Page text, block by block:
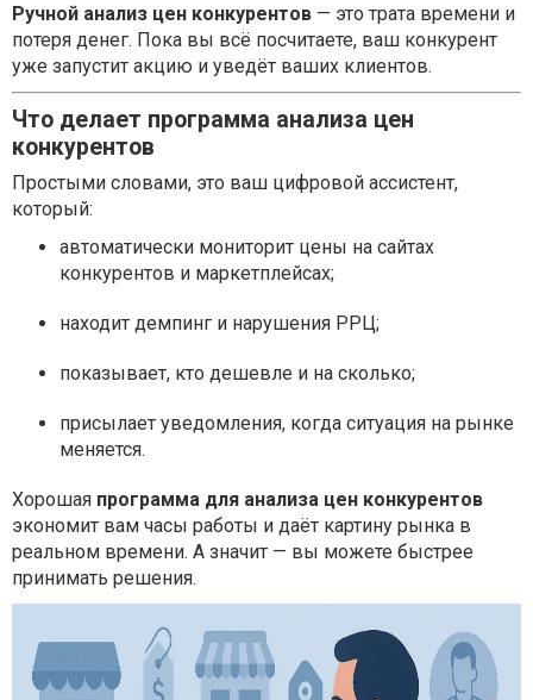
Ручной анализ цен конкурентов — это трата времени и
потеря денег. Пока вы всё посчитаете, ваш конкурент
уже запустит акцию и уведёт ваших клиентов.
Что делает программа анализа цен
конкурентов
Простыми словами, это ваш цифровой ассистент,
который:
автоматически мониторит цены на сайтах
конкурентов и маркетплейсах;
находит демпинг и нарушения РРЦ;
показывает, кто дешевле и на сколько;
присылает уведомления, когда ситуация на рынке
меняется.
Хорошая программа для анализа цен конкурентов
экономит вам часы работы и даёт картину рынка в
реальном времени. А значит — вы можете быстрее
принимать решения.